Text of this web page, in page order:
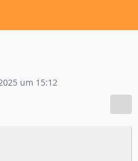
um 15:12